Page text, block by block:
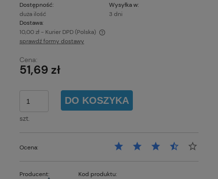
Dostępność:
duża ilość
Wysyłka w:
3 dni
Dostawa:
10,00 zł - Kurier DPD(Polska)
Cena nie zawiera ewentualnych kosztów płatności
sprawdź formy dostawy
Cena:
51,69 zł
szt.
DO KOSZYKA
Ocena:
Producent: Kod produktu: